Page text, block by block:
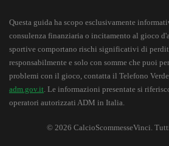
Questa guida ha scopo esclusivamente
consulenza finanziaria o incitamento al gioco
sportive comportano rischi significativi di
responsabilmente e solo con somme che puoi
problemi con il gioco, contatta il Telefono
adm.gov.it . Le informazioni presentate si
operatori autorizzati ADM in Italia.
© 2026 CalcioScommesseVinci.